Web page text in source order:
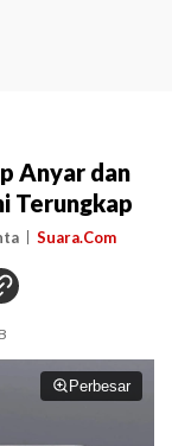
Anyar dan
Terungkap
Suara.Com
Perbesar